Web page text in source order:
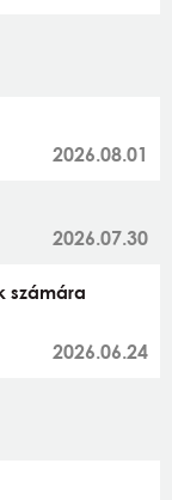
2026.08.01
2026.07.30
számára
2026.06.24